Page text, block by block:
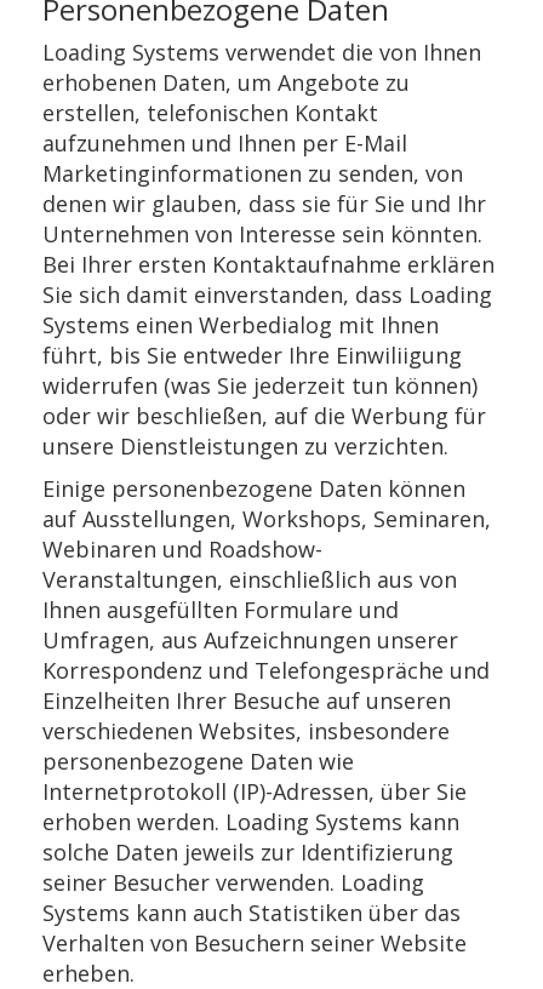
Personenbezogene Daten
Loading Systems verwendet die von Ihnen
erhobenen Daten, um Angebote zu
erstellen, telefonischen Kontakt
aufzunehmen und Ihnen per E-Mail
Marketinginformationen zu senden, von
denen wir glauben, dass sie für Sie und Ihr
Unternehmen von Interesse sein könnten.
Bei Ihrer ersten Kontaktaufnahme erklären
Sie sich damit einverstanden, dass Loading
Systems einen Werbedialog mit Ihnen
führt, bis Sie entweder Ihre Einwiliigung
widerrufen (was Sie jederzeit tun können)
oder wir beschließen, auf die Werbung für
unsere Dienstleistungen zu verzichten.
Einige personenbezogene Daten können
auf Ausstellungen, Workshops, Seminaren,
Webinaren und Roadshow-
Veranstaltungen, einschließlich aus von
Ihnen ausgefüllten Formulare und
Umfragen, aus Aufzeichnungen unserer
Korrespondenz und Telefongespräche und
Einzelheiten Ihrer Besuche auf unseren
verschiedenen Websites, insbesondere
personenbezogene Daten wie
Internetprotokoll (IP)-Adressen, über Sie
erhoben werden. Loading Systems kann
solche Daten jeweils zur Identifizierung
seiner Besucher verwenden. Loading
Systems kann auch Statistiken über das
Verhalten von Besuchern seiner Website
erheben.